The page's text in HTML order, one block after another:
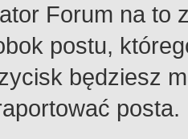
Forum na to
postu,
będziesz
posta.